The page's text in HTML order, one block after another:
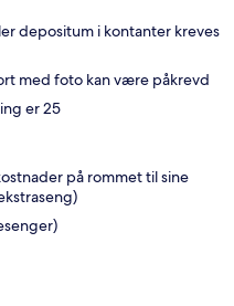
depositum i kontanter kreves
med foto kan være påkrevd
er 25
på rommet til sine